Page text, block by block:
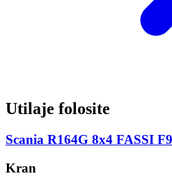
Utilaje folosite
Scania R164G 8x4 FASSI
Kran